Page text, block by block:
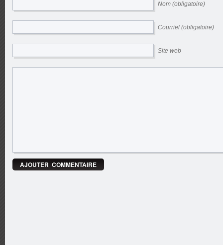
Nom (obligatoire)
Courriel (obligatoire)
Site web